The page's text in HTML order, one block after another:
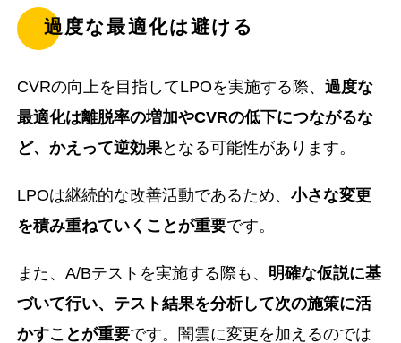
過度な最適化は避ける
CVRの向上を目指してLPOを実施する際、過度な
最適化は離脱率の増加やCVRの低下につながるな
ど、かえって逆効果となる可能性があります。
LPOは継続的な改善活動であるため、小さな変更
を積み重ねていくことが重要です。
また、A/Bテストを実施する際も、 明確な仮説に基
づいて行い、テスト結果を分析して次の施策に活
かすことが重要です。闇雲に変更を加えるのでは